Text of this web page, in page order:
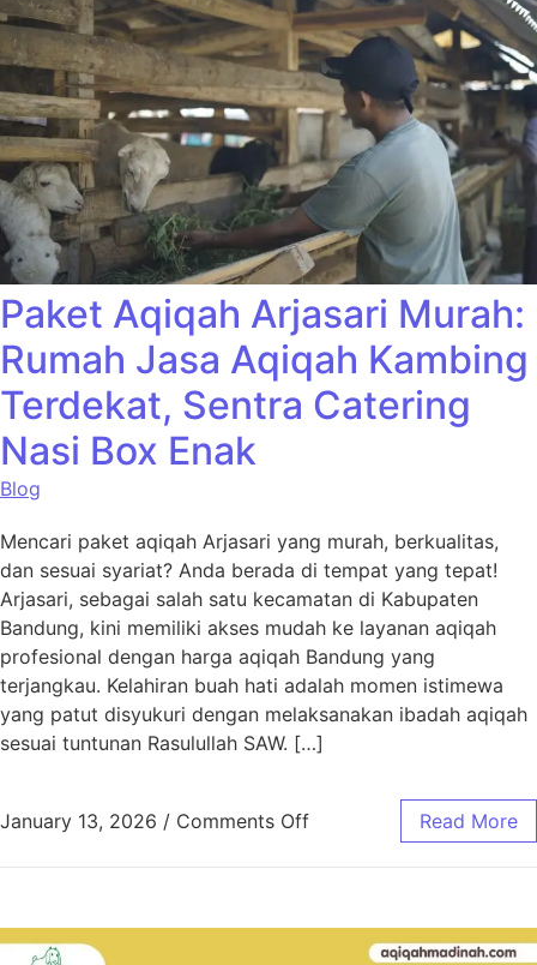
Paket Aqiqah Arjasari Murah:
Rumah Jasa Aqiqah Kambing
Terdekat, Sentra Catering
Nasi Box Enak
Blog
Mencari paket aqiqah Arjasari yang murah, berkualitas,
dan sesuai syariat? Anda berada di tempat yang tepat!
Arjasari, sebagai salah satu kecamatan di Kabupaten
Bandung, kini memiliki akses mudah ke layanan aqiqah
profesional dengan harga aqiqah Bandung yang
terjangkau. Kelahiran buah hati adalah momen istimewa
yang patut disyukuri dengan melaksanakan ibadah aqiqah
sesuai tuntunan Rasulullah SAW. […]
January 13, 2026 / Comments Off Read More